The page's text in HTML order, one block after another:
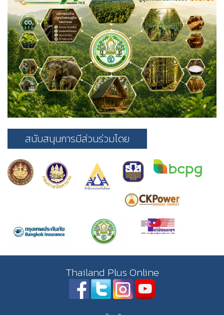
สนับสนุนการมีส่วนร่วมโดย
Thailand Plus Online